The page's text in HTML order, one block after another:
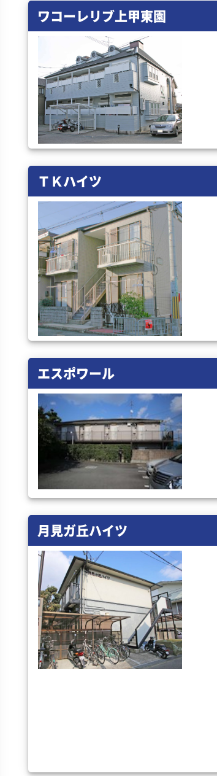
ワコーレリブ上甲東園
ＴＫハイツ
エスポワール
月見ガ丘ハイツ